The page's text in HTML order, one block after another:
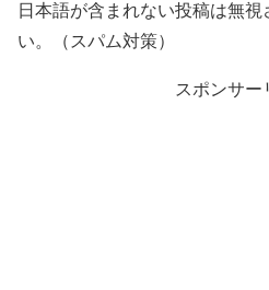
日本語が含まれない投稿は無
い。（スパム対策）
スポンサー